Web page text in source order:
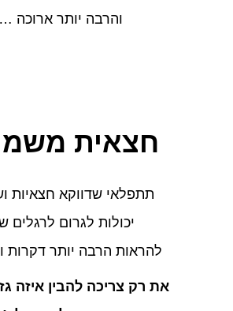
והרבה יותר ארוכה
חצאית
תתפלאי שדווקא חצאיות
יכולות לגרום לרגלים
להראות הרבה יותר דקרות
את רק צריכה להבין איזה